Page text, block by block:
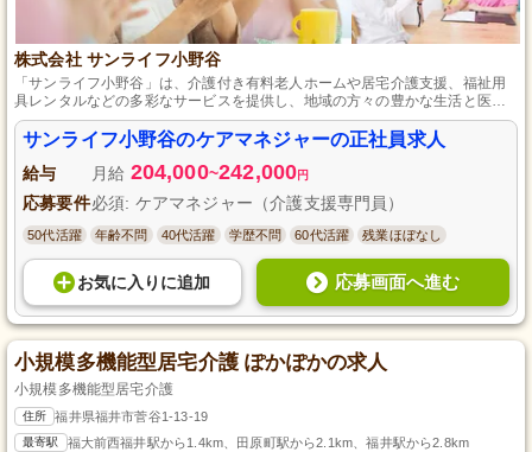
株式会社 サンライフ小野谷
「サンライフ小野谷」は、介護付き有料老人ホームや居宅介護支援、福祉用
具レンタルなどの多彩なサービスを提供し、地域の方々の豊かな生活と医療
福祉を支える、働きやすい環境を持つ施設です。
サンライフ小野谷のケアマネジャーの正社員求人
給与 月給 204,000~242,000円
応募要件必須: ケアマネジャー（介護支援専門員）
50代活躍 年齢不問 40代活躍 学歴不問 60代活躍 残業ほぼなし
お気に入り に追加 応募画面へ進む
小規模多機能型居宅介護 ぽかぽかの求人
小規模多機能型居宅介護
住所 福井県福井市菅谷1-13-19
最寄駅 福大前西福井駅から1.4km、田原町駅から2.1km、福井駅から2.8km